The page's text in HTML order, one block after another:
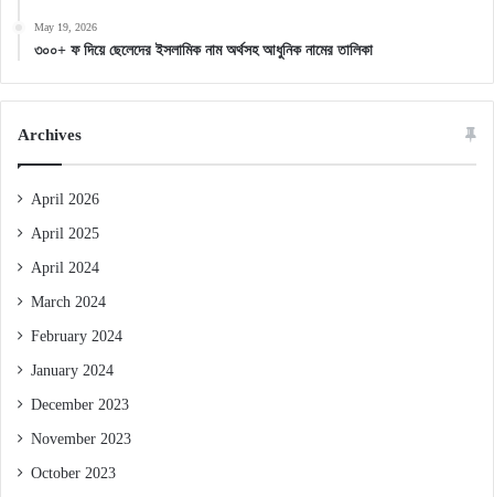
May 19, 2026
৩০০+ ফ দিয়ে ছেলেদের ইসলামিক নাম অর্থসহ আধুনিক নামের তালিকা
Archives
April 2026
April 2025
April 2024
March 2024
February 2024
January 2024
December 2023
November 2023
October 2023